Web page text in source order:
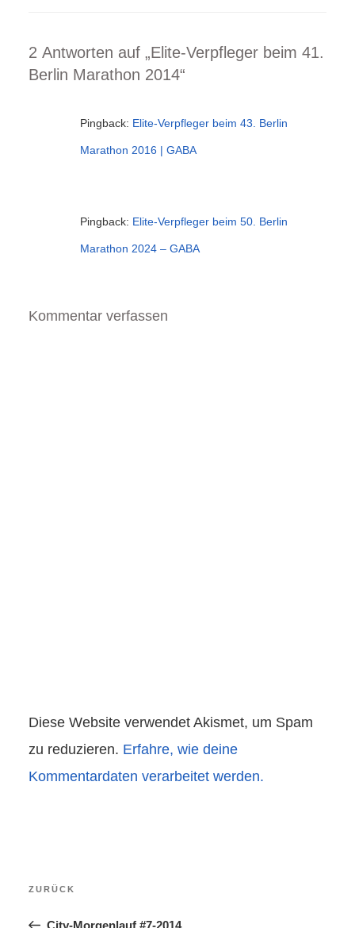
2 Antworten auf „Elite-Verpfleger beim 41.
Berlin Marathon 2014“
Pingback: Elite-Verpfleger beim 43. Berlin
Marathon 2016 | GABA
Pingback: Elite-Verpfleger beim 50. Berlin
Marathon 2024 – GABA
Kommentar verfassen
Diese Website verwendet Akismet, um Spam
zu reduzieren. Erfahre, wie deine
Kommentardaten verarbeitet werden.
Vorheriger
ZURÜCK
City-Morgenlauf #7-2014